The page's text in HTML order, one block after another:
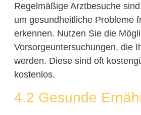
Regelmäßige Arztbesuche
um gesundheitliche Probleme
erkennen. Nutzen Sie die
Vorsorgeuntersuchungen, die
werden. Diese sind oft
kostenlos.
4.2 Gesunde